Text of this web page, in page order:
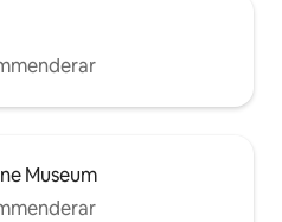
Museum